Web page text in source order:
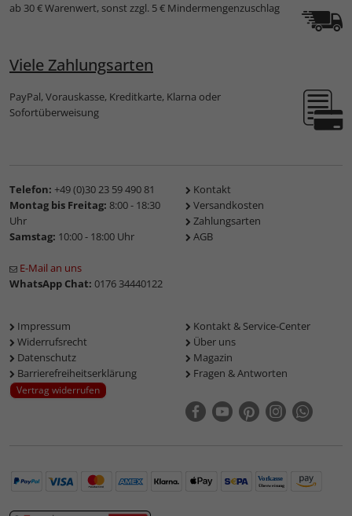
ab 30 € Warenwert, sonst zzgl. 5 € Mindermengenzuschlag
Viele Zahlungsarten
PayPal, Vorauskasse, Kreditkarte, Klarna oder
Sofortüberweisung
Telefon: +49 (0)30 23 59 490 81
Montag bis Freitag: 8:00 - 18:30
Uhr
Samstag: 10:00 - 18:00 Uhr
E-Mail an uns
WhatsApp Chat: 0176 34440122
Kontakt
Versandkosten
Zahlungsarten
AGB
Impressum
Widerrufsrecht
Datenschutz
Barrierefreiheitserklärung
Vertrag widerrufen
Kontakt & Service-Center
Über uns
Magazin
Fragen & Antworten